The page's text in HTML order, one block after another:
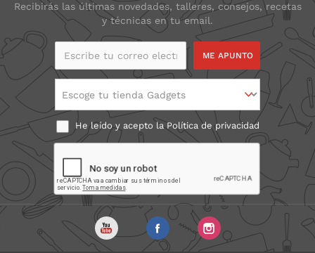
Recibirás las últimas novedades, talleres, consejos, recetas
y técnicas en tu email.
Escribe tu correo
Escoge tu tienda Gadgets
He leído y acepto laPolítica de privacidad